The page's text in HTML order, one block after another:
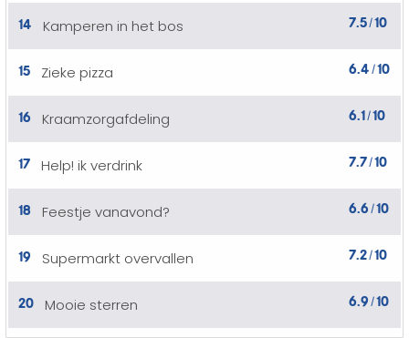
14 Kamperen in het bos 7.5/10
15 Zieke pizza 6.4 /10
16 Kraamzorgafdeling 6.1/10
17 Help! ik verdrink 7.7/10
18 Feestje vanavond? 6.6 /10
19 Supermarkt overvallen 7.2/10
20 Mooie sterren 6.9 /10